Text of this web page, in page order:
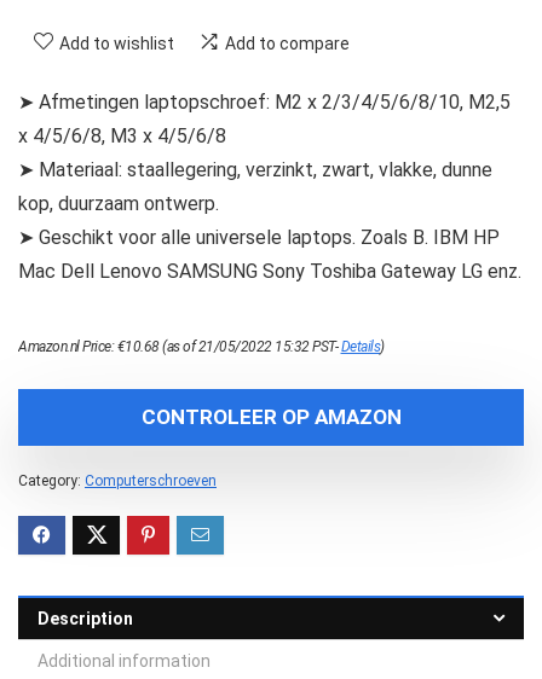
Add to wishlist Add to compare
➤ Afmetingen laptopschroef: M2 x 2/3/4/5/6/8/10, M2,5
x 4/5/6/8, M3 x 4/5/6/8
➤ Materiaal: staallegering, verzinkt, zwart, vlakke, dunne
kop, duurzaam ontwerp.
➤ Geschikt voor alle universele laptops. Zoals B. IBM HP
Mac Dell Lenovo SAMSUNG Sony Toshiba Gateway LG enz.
Amazon.nl Price:€10.68(as of 21/05/2022 15:32 PST-Details)
CONTROLEER OP AMAZON
Category: Computerschroeven
Description
Additional information